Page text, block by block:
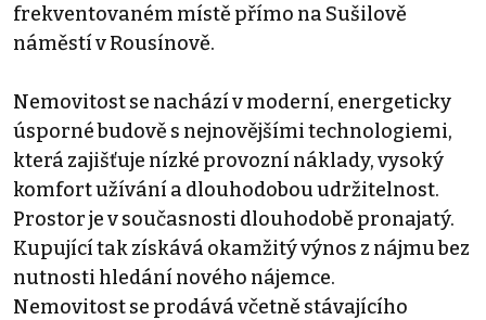
frekventovaném místě přímo na Sušilově
náměstí v Rousínově.
Nemovitost se nachází v moderní, energeticky
úsporné budově s nejnovějšími technologiemi,
která zajišťuje nízké provozní náklady, vysoký
komfort užívání a dlouhodobou udržitelnost.
Prostor je v současnosti dlouhodobě pronajatý.
Kupující tak získává okamžitý výnos z nájmu bez
nutnosti hledání nového nájemce.
Nemovitost se prodává včetně stávajícího